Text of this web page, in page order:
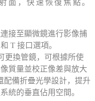
面，快速恢復焦點。
接至顯微鏡進行影像捕
T 接口選項。
更換管鏡，可根據所使
質量並校正像差與放大
配備折疊光學設計，提升
統的垂直佔用空間。